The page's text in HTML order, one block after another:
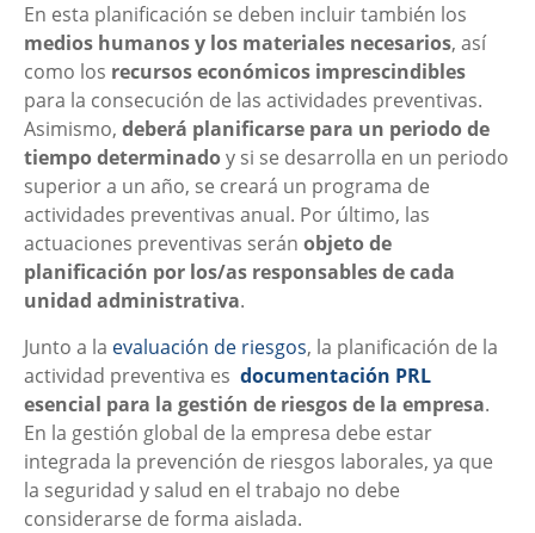
En esta planificación se deben incluir también los
medios humanos y los materiales necesarios, así
como los recursos económicos imprescindibles
para la consecución de las actividades preventivas.
Asimismo, deberá planificarse para un periodo de
tiempo determinadoy si se desarrolla en un periodo
superior a un año, se creará un programa de
actividades preventivas anual. Por último, las
actuaciones preventivas serán objeto de
planificación por los/as responsables de cada
unidad administrativa.
Junto a la evaluación de riesgos, la planificación de la
actividad preventiva es documentación PRL
esencial para la gestión de riesgos de la empresa.
En la gestión global de la empresa debe estar
integrada la prevención de riesgos laborales, ya que
la seguridad y salud en el trabajo no debe
considerarse de forma aislada.